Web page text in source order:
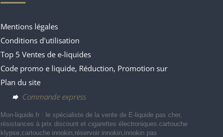
Mentions légales
Conditions d'utilisation
Top 5 Ventes de e-liquides
Code promo e liquide, Réduction, Promotion sur
Plan du site
Commande express
Mon-liquide.fr : le spécialiste de la vente de E-liquide pas cher,
résistances à prix discount et cigarettes électroniques.cartouche
klypse,cartouche innokin,réservoir innokin,innokin pas